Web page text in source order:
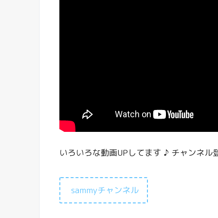
いろいろな動画UPしてます ♪ チャンネル
sammyチャンネル